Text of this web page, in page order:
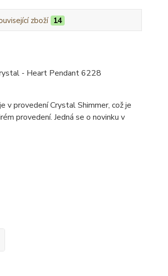
zboží 14
- Heart Pendant 6228
v provedení Crystal Shimmer, což je
provedení. Jedná se o novinku v